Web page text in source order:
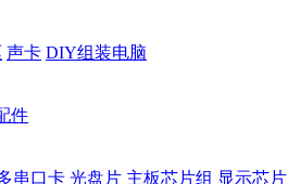
声卡 DIY组装电脑
件
串口卡 光盘片 主板芯片组 显示芯片